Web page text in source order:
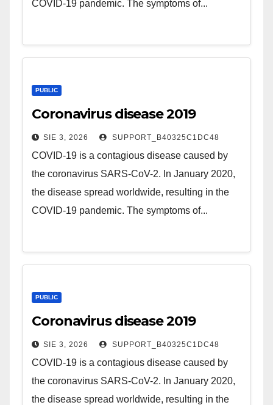
COVID-19 pandemic. The symptoms of...
PUBLIC
Coronavirus disease 2019
SIE 3, 2026 SUPPORT_B40325C1DC48
COVID-19 is a contagious disease caused by
the coronavirus SARS-CoV-2. In January 2020,
the disease spread worldwide, resulting in the
COVID-19 pandemic. The symptoms of...
PUBLIC
Coronavirus disease 2019
SIE 3, 2026 SUPPORT_B40325C1DC48
COVID-19 is a contagious disease caused by
the coronavirus SARS-CoV-2. In January 2020,
the disease spread worldwide, resulting in the